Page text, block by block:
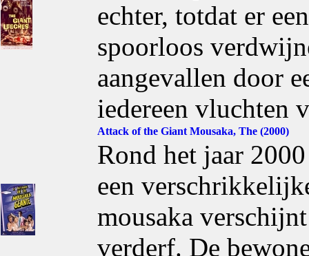
echter, totdat er
spoorloos
aangevallen door
iedereen vluchten
Attack of the Giant Mousaka, The (2000)
Rond het jaar
een
mousaka
verderf. De